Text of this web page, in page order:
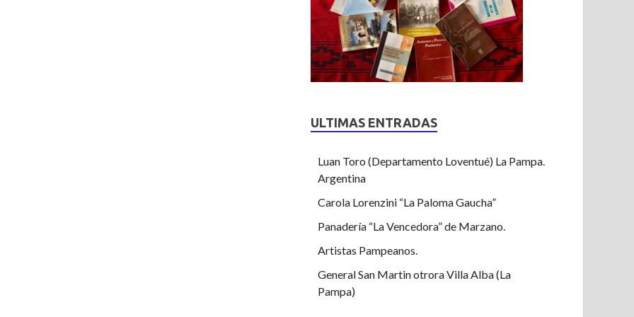
ULTIMAS ENTRADAS
Luan Toro (Departamento Loventué) La Pampa.
Argentina
Carola Lorenzini “La Paloma Gaucha”
Panadería “La Vencedora” de Marzano.
Artistas Pampeanos.
General San Martin otrora Villa Alba (La
Pampa)